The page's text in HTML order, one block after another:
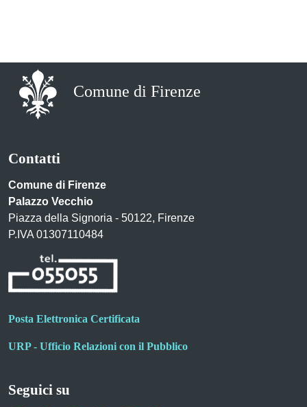
Comune di Firenze
Contatti
Comune di Firenze
Palazzo Vecchio
Piazza della Signoria - 50122, Firenze
P.IVA 01307110484
Posta Elettronica Certificata
URP - Ufficio Relazioni con il Pubblico
Seguici su